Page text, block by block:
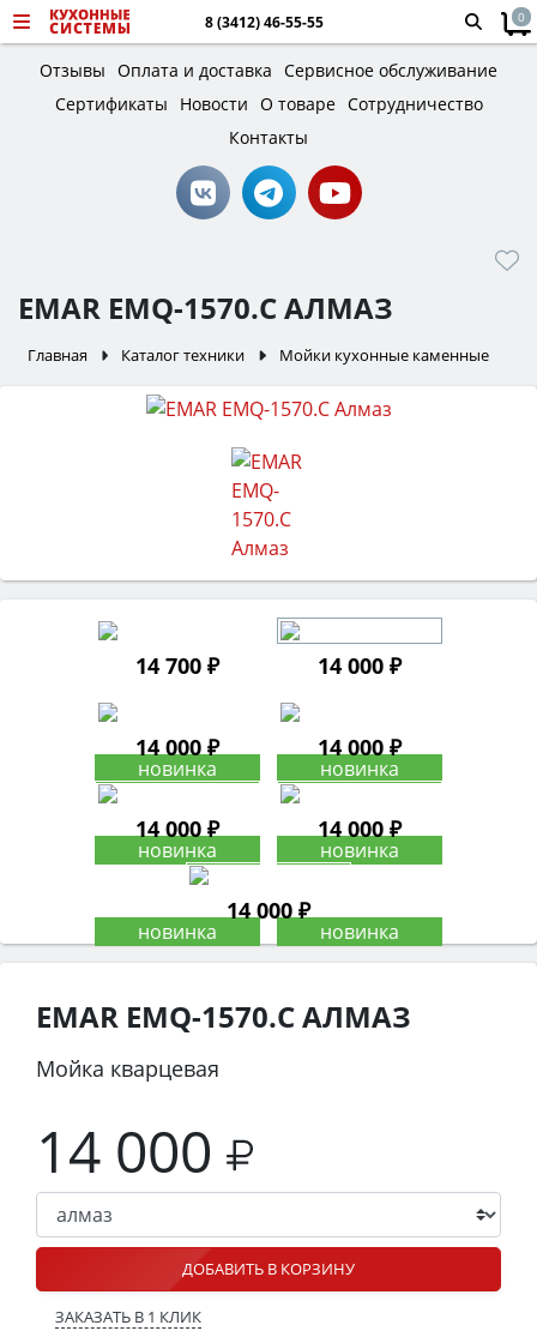
8 (3412) 46-55-55 0
Отзывы Оплата и доставка Сервисное обслуживание
Сертификаты
Новости О товаре Сотрудничество
Контакты
EMAR EMQ-1570.C АЛМАЗ
Главная Каталог техники Мойки кухонные каменные
14 700 ₽ 14 000 ₽
14 000 ₽ 14 000 ₽
14 000 ₽ 14 000 ₽
14 000 ₽
EMAR EMQ-1570.C АЛМАЗ
Мойка кварцевая
14 000
ДОБАВИТЬ В КОРЗИНУ
ЗАКАЗАТЬ В 1 КЛИК